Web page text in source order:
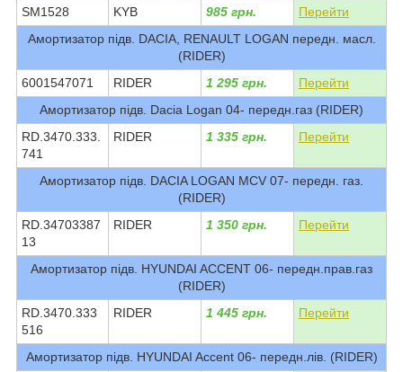
SM1528
KYB 985 грн.
Перейти
Амортизатор підв. DACIA, RENAULT LOGAN передн. масл.
(RIDER)
6001547071
RIDER 1 295 грн.
Перейти
Амортизатор підв. Dacia Logan 04- передн.газ (RIDER)
RD.3470.333.
741
RIDER 1 335 грн. Перейти
Амортизатор підв. DACIA LOGAN MCV 07- передн. газ.
(RIDER)
RD.34703387
13
RIDER 1 350 грн. Перейти
Амортизатор підв. HYUNDAI ACCENT 06- передн.прав.газ
(RIDER)
RD.3470.333
516
RIDER 1 445 грн. Перейти
Амортизатор підв. HYUNDAI Accent 06- передн.лів. (RIDER)